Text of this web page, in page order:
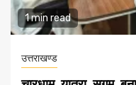
1 min read
उत्तराखण्ड